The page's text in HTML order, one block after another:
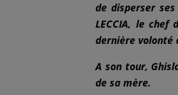
de disperser
LECCIA, le chef
dernière volonté
A son tour,
de sa mère.